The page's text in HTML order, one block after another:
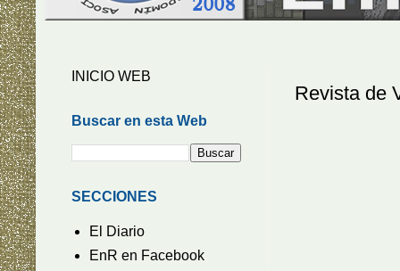
Revista de
INICIO WEB
Buscar en esta Web
SECCIONES
El Diario
EnR en Facebook